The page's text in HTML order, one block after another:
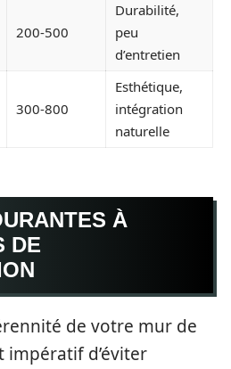
200-500
Durabilité,
peu
d’entretien
300-800
Esthétique,
intégration
naturelle
À
DE
de votre mur de
impératif d’éviter